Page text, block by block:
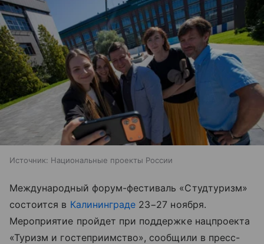
Источник: Национальные проекты России
Международный форум-фестиваль «Студтуризм»
состоится в Калининграде 23−27 ноября.
Мероприятие пройдет при поддержке нацпроекта
«Туризм и гостеприимство», сообщили в пресс-